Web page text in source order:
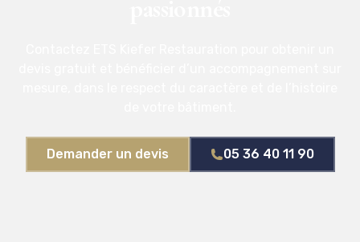
Demander un devis 05 36 40 11 90